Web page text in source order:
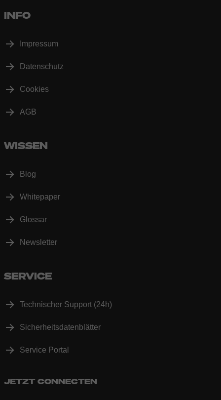
INFO
Impressum
Datenschutz
Cookies
AGB
WISSEN
Blog
Whitepaper
Glossar
Newsletter
SERVICE
Technischer Support (24h)
Sicherheitsdatenblätter
Service Portal
JETZT CONNECTEN